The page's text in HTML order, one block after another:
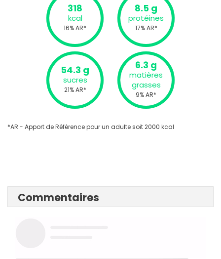
318
kcal
16% AR*
8.5 g
protéines
17% AR*
54.3 g
sucres
21% AR*
6.3 g
matières
grasses
9% AR*
*AR - Apport de Référence pour un adulte soit 2000 kcal
Commentaires